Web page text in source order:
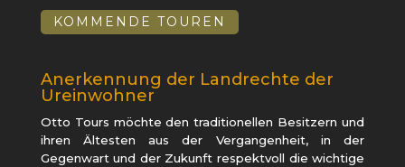
KOMMENDE TOUREN
Anerkennung der Landrechte der
Ureinwohner
Otto Tours möchte den traditionellen Besitzern und
ihren Ältesten aus der Vergangenheit, in der
Gegenwart und der Zukunft respektvoll die wichtige